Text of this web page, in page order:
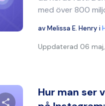
med över 800
avMelissa E. Henry i
Uppdaterad 06
Hur man ser